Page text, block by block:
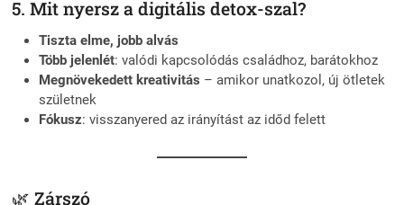
5. Mit nyersz a digitális detox-szal?
Tiszta elme, jobb alvás
Több jelenlét: valódi kapcsolódás családhoz, barátokhoz
Megnövekedett kreativitás – amikor unatkozol, új ötletek
születnek
Fókusz: visszanyered az irányítást az időd felett
🌿 Zárszó